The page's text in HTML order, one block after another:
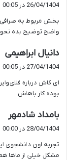
26/04/1404 در 00:05
بخش مربوط به صرافی
واضح توضیح بده نحوه
دانیال ابراهیمی
ف
:
27/04/1404 در 00:05
ای کاش درباره
بوده کار باهاش.
بامداد شادمهر
ف
:
28/04/1404 در 00:00
تجربه اون دانشجوی
مشکل خیلی از ماها